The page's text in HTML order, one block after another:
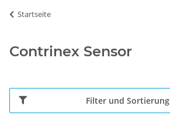
Startseite
Contrinex Sensor
Filter und Sortierung